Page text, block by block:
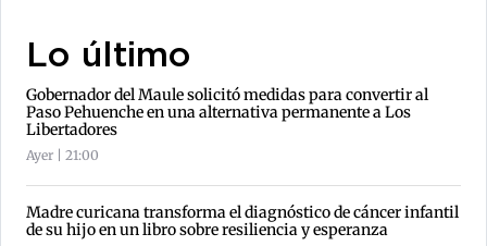
Lo último
Gobernador del Maule solicitó medidas para convertir al
Paso Pehuenche en una alternativa permanente a Los
Libertadores
Ayer | 21:00
Madre curicana transforma el diagnóstico de cáncer infantil
de su hijo en un libro sobre resiliencia y esperanza